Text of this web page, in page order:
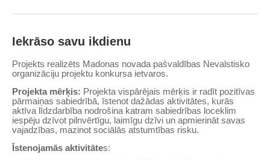
Iekrāso savu ikdienu
Projekts realizēts Madonas novada pašvaldības Nevalstisko
organizāciju projektu konkursa ietvaros.
Projekta mērķis: Projekta vispārējais mērķis ir radīt pozitīvas
pārmaiņas sabiedrībā, īstenot dažādas aktivitātes, kurās
aktīva līdzdarbība nodrošina katram sabiedrības loceklim
iespēju dzīvot pilnvērtīgu, laimīgu dzīvi un apmierināt savas
vajadzības, mazinot sociālās atstumtības risku.
Īstenojamās aktivitātes: